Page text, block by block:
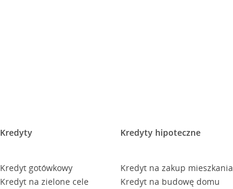
Kredyty
Kredyt gotówkowy
Kredyt na zielone cele
Kredyty hipoteczne
Kredyt na zakup mieszkania
Kredyt na budowę domu